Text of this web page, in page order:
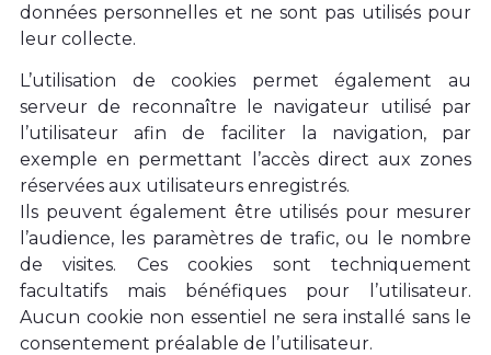
données personnelles et ne sont pas utilisés pour
leur collecte.
L’utilisation de cookies permet également au
serveur de reconnaître le navigateur utilisé par
l’utilisateur afin de faciliter la navigation, par
exemple en permettant l’accès direct aux zones
réservées aux utilisateurs enregistrés.
Ils peuvent également être utilisés pour mesurer
l’audience, les paramètres de trafic, ou le nombre
de visites. Ces cookies sont techniquement
facultatifs mais bénéfiques pour l’utilisateur.
Aucun cookie non essentiel ne sera installé sans le
consentement préalable de l’utilisateur.